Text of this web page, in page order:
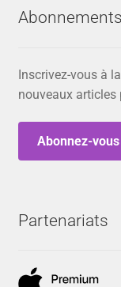
Abonnements
Inscrivez-vous à
nouveaux articles
Abonnez-vous
Partenariats